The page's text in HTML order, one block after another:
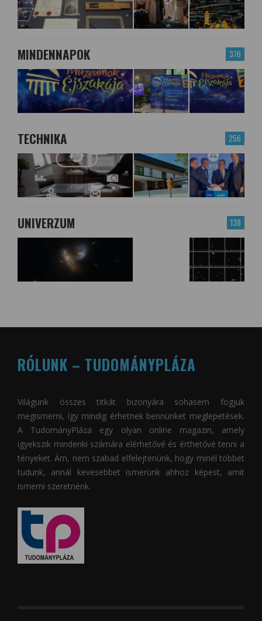
376
MINDENNAPOK
256
TECHNIKA
138
UNIVERZUM
RÓLUNK – TUDOMÁNYPLÁZA
Világunk összes titkát bizonyára sohasem fogjuk
megismerni, így mindig érhetnek bennünket meglepetések.
A TudományPláza egy olyan online magazin, amely
igyekszik mindenki számára elérhetővé és érthetővé tenni a
tényeket. Ám, nem szabad elfelejtenünk, hogy minél többet
tudunk, annál kevesebbet ismerünk ahhoz képest, amit
ismerni szeretnénk.